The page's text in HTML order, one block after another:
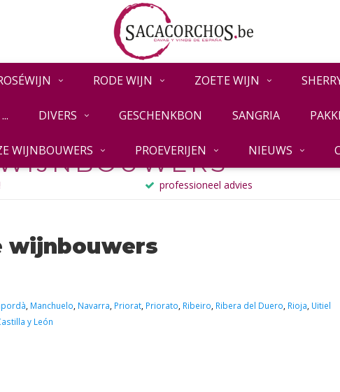
RODE WIJN ZOETE WIJN
DIVERS GESCHENKBON SANGRIA
WIJNBOUWERS PROEVERIJEN NIEUWS
professioneel advies
wijnbouwers
, Manchuelo, Navarra, Priorat, Priorato, Ribeiro, Ribera del Duero, Rioja, Uitiel
y León